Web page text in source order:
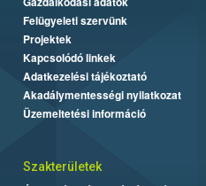
Felügyeleti szervünk
Projektek
Kapcsolódó linkek
Adatkezelési tájékoztató
Akadálymentességi nyilatkozat
Üzemeltetési információ
Szakterületek